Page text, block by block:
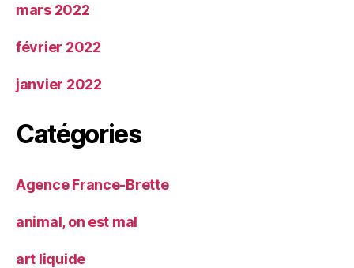
mars 2022
février 2022
janvier 2022
Catégories
Agence France-Brette
animal, on est mal
art liquide